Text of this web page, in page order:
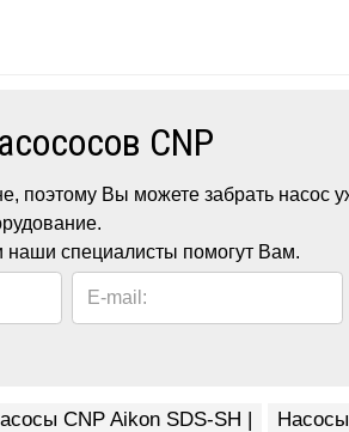
CNP
Вы можете забрать насос
наши специалисты помогут Вам.
E-mail:
CNP Aikon SDS-SH |